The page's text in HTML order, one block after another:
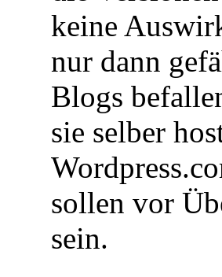
keine
nur dann
Blogs
sie selber
sollen vor
sein.